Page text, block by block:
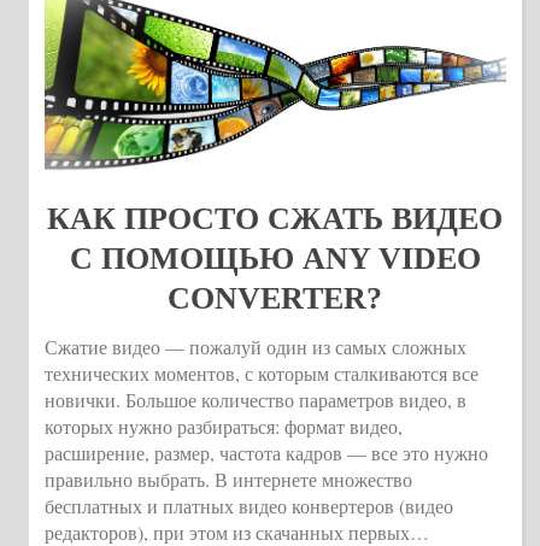
КАК ПРОСТО СЖАТЬ ВИДЕО
С ПОМОЩЬЮ ANY VIDEO
CONVERTER?
Сжатие видео — пожалуй один из самых сложных
технических моментов, с которым сталкиваются все
новички. Большое количество параметров видео, в
которых нужно разбираться: формат видео,
расширение, размер, частота кадров — все это нужно
правильно выбрать. В интернете множество
бесплатных и платных видео конвертеров (видео
редакторов), при этом из скачанных первых…